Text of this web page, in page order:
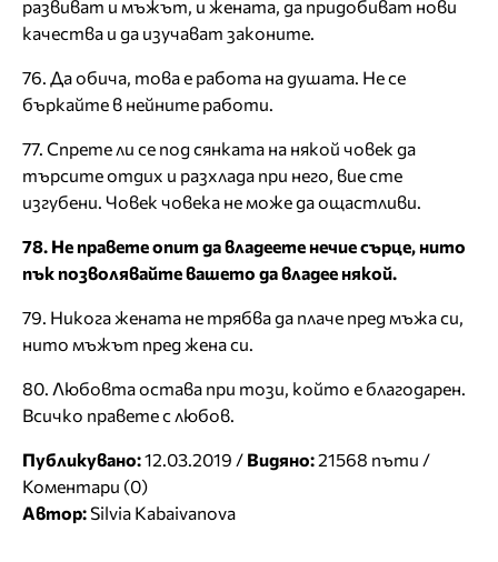
развиват и мъжът, и жената, да придобиват нови
качества и да изучават законите.
76. Да обича, това е работа на душата. Не се
бъркайте в нейните работи.
77. Спрете ли се под сянката на някой човек да
търсите отдих и разхлада при него, вие сте
изгубени. Човек човека не може да ощастливи.
78. Не правете опит да владеете нечие сърце, нито
пък позволявайте вашето да владее някой.
79. Никога жената не трябва да плаче пред мъжа си,
нито мъжът пред жена си.
80. Любовта остава при този, който е благодарен.
Всичко правете с любов.
Публикувано:12.03.2019 / Видяно:21568 пъти /
Коментари (0)
Автор:Silvia Kabaivanova